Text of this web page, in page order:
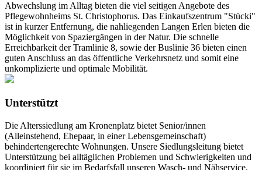
Abwechslung im Alltag bieten die viel seitigen Angebote des
Pflegewohnheims St. Christophorus. Das Einkaufszentrum "Stücki"
ist in kurzer Entfernung, die nahliegenden Langen Erlen bieten die
Möglichkeit von Spaziergängen in der Natur. Die schnelle
Erreichbarkeit der Tramlinie 8, sowie der Buslinie 36 bieten einen
guten Anschluss an das öffentliche Verkehrsnetz und somit eine
unkomplizierte und optimale Mobilität.
Unterstützt
Die Alterssiedlung am Kronenplatz bietet Senior/innen
(Alleinstehend, Ehepaar, in einer Lebensgemeinschaft)
behindertengerechte Wohnungen. Unsere Siedlungsleitung bietet
Unterstützung bei alltäglichen Problemen und Schwierigkeiten und
koordiniert für sie im Bedarfsfall unseren Wasch- und Nähservice,